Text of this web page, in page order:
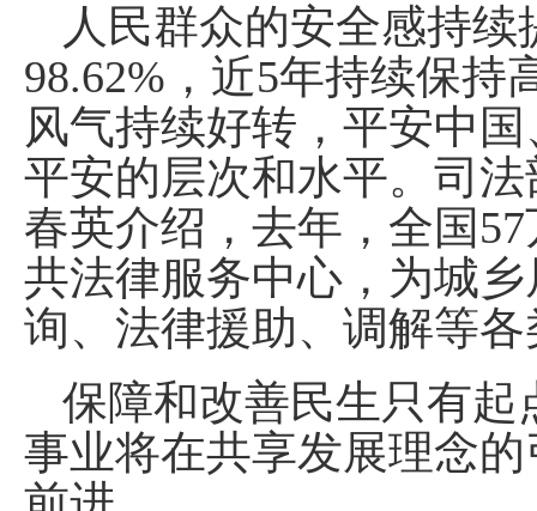
人民群众的安全感持
98.62%，近5年持续保
风气持续好转，平安中
平安的层次和水平。司
春英介绍，去年，全国
共法律服务中心，为城
询、法律援助、调解等
保障和改善民生只有
事业将在共享发展理念